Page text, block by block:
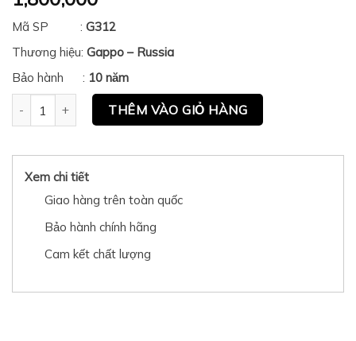
Mã SP : G312
Thương hiệu: Gappo – Russia
Bảo hành : 10 năm
Chậu âm bàn Gappo GT312 quantity
THÊM VÀO GIỎ HÀNG
Xem chi tiết
Giao hàng trên toàn quốc
Bảo hành chính hãng
Cam kết chất lượng